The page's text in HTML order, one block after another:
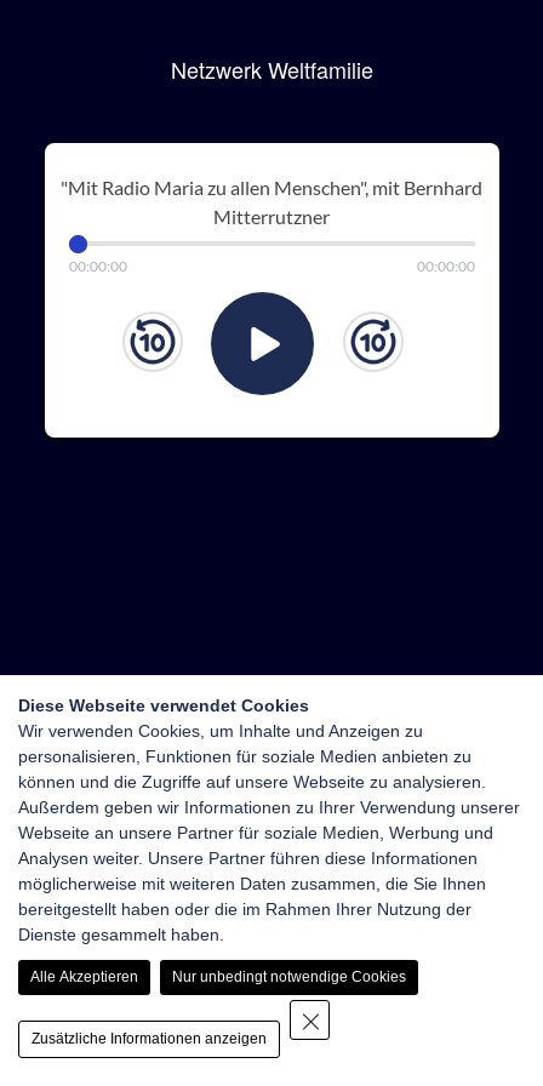
Netzwerk Weltfamilie
"Mit Radio Maria zu allen Menschen", mit Bernhard
Mitterrutzner
00:00:00 00:00:00
Diese Webseite verwendet Cookies
Wir verwenden Cookies, um Inhalte und Anzeigen zu
personalisieren, Funktionen für soziale Medien anbieten zu
können und die Zugriffe auf unsere Webseite zu analysieren.
Außerdem geben wir Informationen zu Ihrer Verwendung unserer
Webseite an unsere Partner für soziale Medien, Werbung und
Analysen weiter. Unsere Partner führen diese Informationen
möglicherweise mit weiteren Daten zusammen, die Sie Ihnen
bereitgestellt haben oder die im Rahmen Ihrer Nutzung der
Dienste gesammelt haben.
Alle Akzeptieren Nur unbedingt notwendige Cookies
Zusätzliche Informationen anzeigen